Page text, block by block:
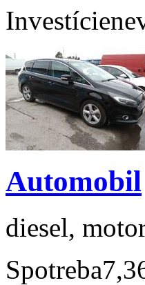
Investície
Automobil
diesel,
Spotreba